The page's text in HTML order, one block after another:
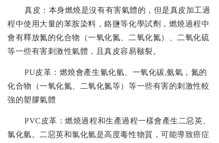
真皮：本身燃燒是沒有有害氣體的，但是真皮加工過
程中使用大量的苯胺染料，鉻鹽等化學試劑，燃燒過程中
會有釋放氮的化合物（一氧化氮、二氧化氮）、二氧化硫
等一些有害刺激性氣體，且真皮容易皸裂。
PU皮革：燃燒會產生氰化氫、一氧化碳,氨氣，氮的
化合物（一氧化氮、二氧化氮等）等一些有害的刺激性較
強的塑膠氣體
PVC 皮革：燃燒過程和生產過程一樣會產生二惡英、
氯化氫。二惡英和氯化氫是高度毒性物質，可能導致癌症